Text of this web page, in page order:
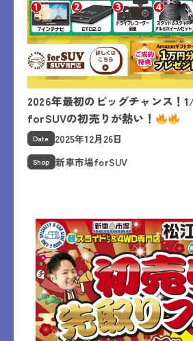
2026年最初のビッグチャンス！
forSUVの初売りが熱い！
Date 2025年12月26日
Shop 新車市場forSUV